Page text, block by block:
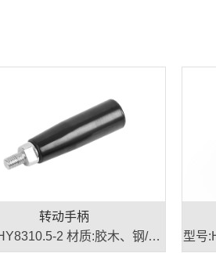
型号:HY8311.1 材质:(手柄套)胶木
(嵌件)钢/铜